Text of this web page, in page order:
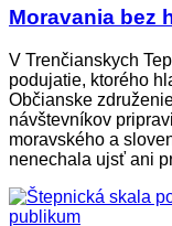
Moravania bez
V Trenčianskych
podujatie, ktorého
Občianske
návštevníkov
moravského a
nenechala ujsť ani